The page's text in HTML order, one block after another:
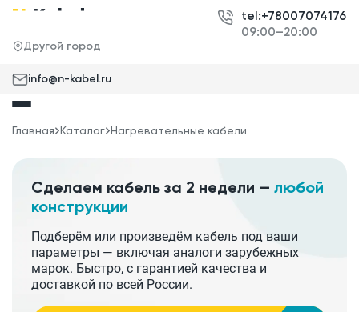
Другой город
tel:+78007074176
09:00–20:00
info@n-kabel.ru
Главная Каталог Нагревательные кабели
Сделаем кабель за 2 недели — любой
конструкции
Подберём или произведём кабель под ваши
параметры — включая аналоги зарубежных
марок. Быстро, с гарантией качества и
доставкой по всей России.